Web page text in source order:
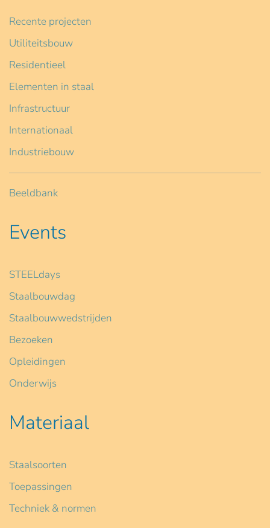
Recente projecten
Utiliteitsbouw
Residentieel
Elementen in staal
Infrastructuur
Internationaal
Industriebouw
Beeldbank
Events
STEELdays
Staalbouwdag
Staalbouwwedstrijden
Bezoeken
Opleidingen
Onderwijs
Materiaal
Staalsoorten
Toepassingen
Techniek & normen